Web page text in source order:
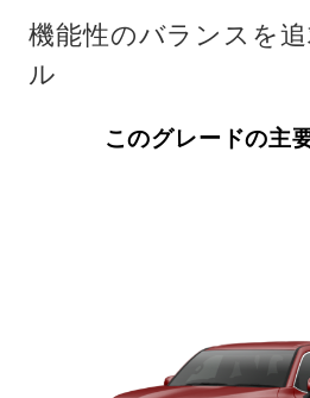
機能性のバランスを
ル
このグレードの主